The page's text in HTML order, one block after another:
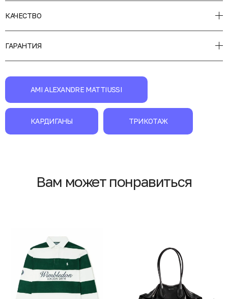
КАЧЕСТВО
ГАРАНТИЯ
AMI ALEXANDRE MATTIUSSI
КАРДИГАНЫ ТРИКОТАЖ
Вам может понравиться